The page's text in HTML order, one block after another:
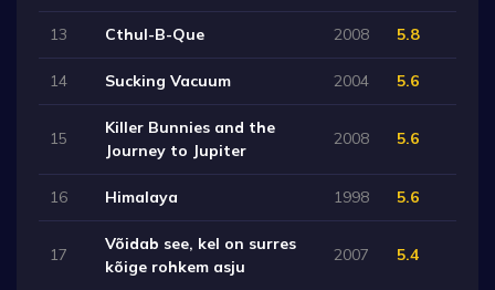
13 Cthul-B-Que 2008 5.8
14 Sucking Vacuum 2004 5.6
15
Killer Bunnies and the
Journey to Jupiter
2008 5.6
16 Himalaya 1998 5.6
17
Võidab see, kel on surres
kõige rohkem asju
2007 5.4